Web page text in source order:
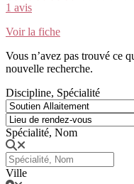
1 avis
Voir la fiche
Vous n’avez pas trouvé ce
nouvelle recherche.
Discipline, Spécialité
Spécialité, Nom
Ville